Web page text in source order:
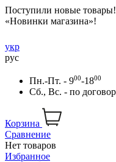
Поступили новые
«Новинки магазина»!
укр
рус
Пн.-Пт. - 900-1800
Сб., Вс. - по
Корзина
Сравнение
Нет товаров
Избранное